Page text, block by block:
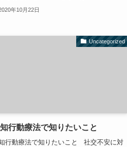
年10月22日
Uncategorized
行動療法で知りたいこと
行動療法で知りたいこと 社交不安に対